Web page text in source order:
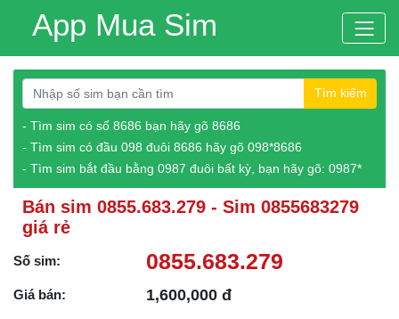
App Mua Sim
Tìm kiếm
- Tìm sim có số 8686 bạn hãy gõ 8686
- Tìm sim có đầu 098 đuôi 8686 hãy gõ 098*8686
- Tìm sim bắt đầu bằng 0987 đuôi bất kỳ, bạn hãy gõ: 0987*
Bán sim 0855.683.279 - Sim 0855683279
giá rẻ
Số sim: 0855.683.279
Giá bán: 1,600,000 đ